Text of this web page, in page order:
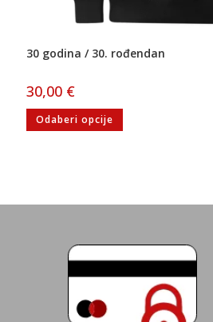
30 godina / 30. rođendan
30,00 €
Odaberi opcije